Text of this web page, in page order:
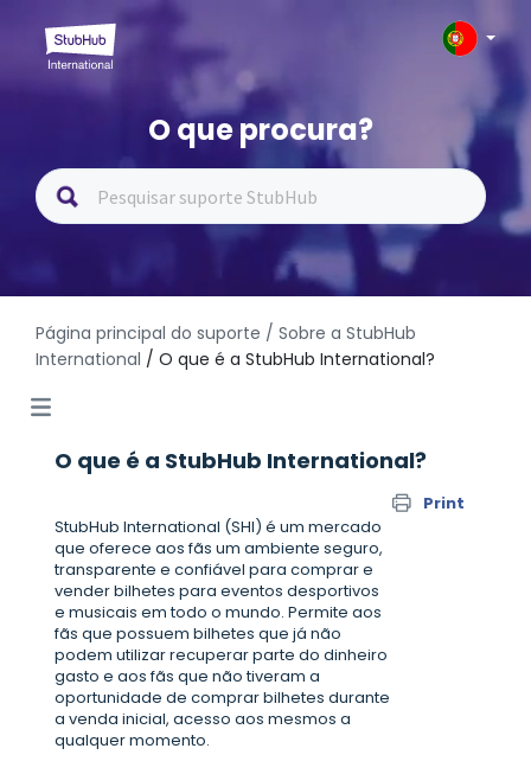
O que procura?
Página principal do suporte / Sobre a StubHub
International / O que é a StubHub International?
O que é a StubHub International?
Print
StubHub International (SHI) é um mercado
que oferece aos fãs um ambiente seguro,
transparente e confiável para comprar e
vender bilhetes para eventos desportivos
e musicais em todo o mundo. Permite aos
fãs que possuem bilhetes que já não
podem utilizar recuperar parte do dinheiro
gasto e aos fãs que não tiveram a
oportunidade de comprar bilhetes durante
a venda inicial, acesso aos mesmos a
qualquer momento.